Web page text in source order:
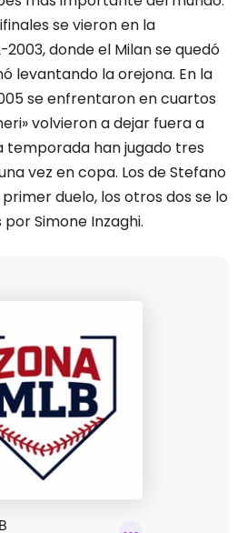
se vieron en la
donde el Milan se quedó
levantando la orejona. En la
se enfrentaron en cuartos
volvieron a dejar fuera a
temporada han jugado tres
vez en copa. Los de Stefano
duelo, los otros dos se lo
Simone Inzaghi.